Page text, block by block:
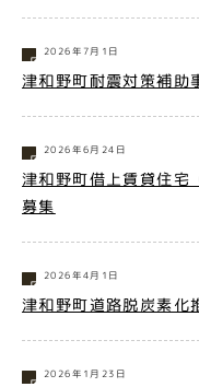
2026年7月1日
津和野町耐震対策補助
2026年6月24日
津和野町借上賃貸住宅
募集
2026年4月1日
津和野町道路脱炭素化
2026年1月23日